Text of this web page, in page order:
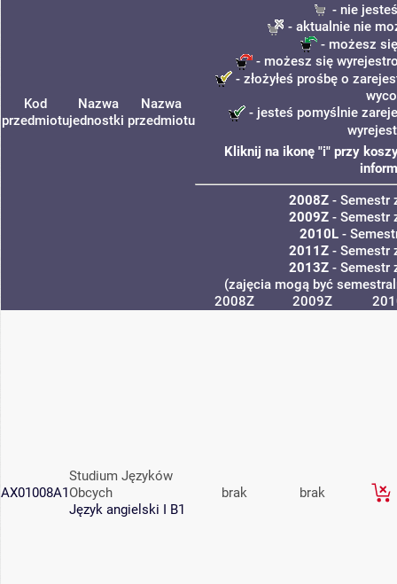
Kod
przedmiotu
Nazwa
jednostki
Nazwa
przedmiotu
- nie
- aktualnie nie
- możesz
- możesz się
- złożyłeś prośbę o
- jesteś pomyślnie
Kliknij na ikonę "i" przy
2008Z - Semestr
2009Z - Semestr
2010L -
2011Z - Semestr
2013Z - Semestr
(zajęcia mogą być
2008Z
2009Z
AX01008A1
Studium Języków
Obcych
Język angielski I B1
brak brak